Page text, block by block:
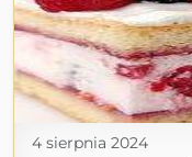
4 sierpnia 2024